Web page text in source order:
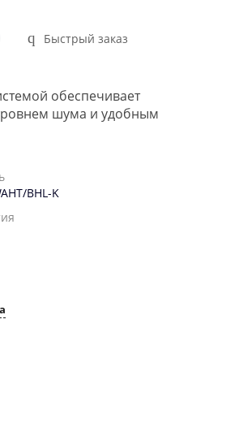
Быстрый заказ
обеспечивает
шума и удобным
BHL-K